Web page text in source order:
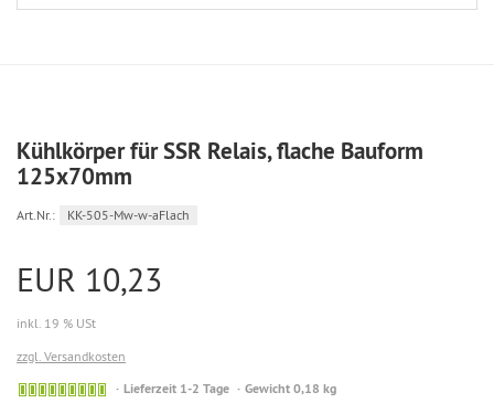
Kühlkörper für SSR Relais, flache Bauform
125x70mm
Art.Nr.: KK-505-Mw-w-aFlach
EUR 10,23
inkl. 19 % USt
zzgl. Versandkosten
Sofort
Lieferzeit 1-2 Tage Gewicht 0,18 kg